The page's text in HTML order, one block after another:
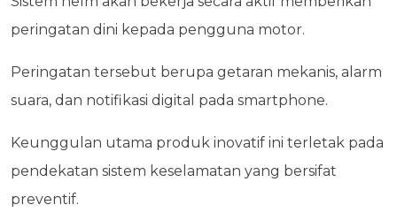
peringatan dini kepada pengguna motor.
Peringatan tersebut berupa getaran mekanis, alarm
suara, dan notifikasi digital pada smartphone.
Keunggulan utama produk inovatif ini terletak pada
pendekatan sistem keselamatan yang bersifat
preventif.